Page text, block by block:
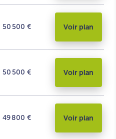
50 500 € Voir plan
50 500 € Voir plan
49 800 € Voir plan